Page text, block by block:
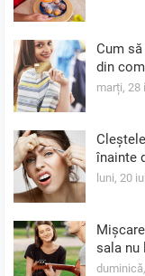
Cum
din
marți, 28
înainte
luni, 20
sala nu